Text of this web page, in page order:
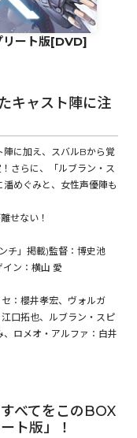
リート版[DVD]
キャスト陣に注
陣に加え、スバルBから覚
さらに、「ルブラン・ス
めぐみと、女性声優陣も
せない！
チ」掲載)監督：博史池
ン：横山 愛
：櫻井孝宏、ヴォルガ
口拓也、ルブラン・スピ
、ロメオ・アルファ：白井
べてをこのBOX
ト版」！